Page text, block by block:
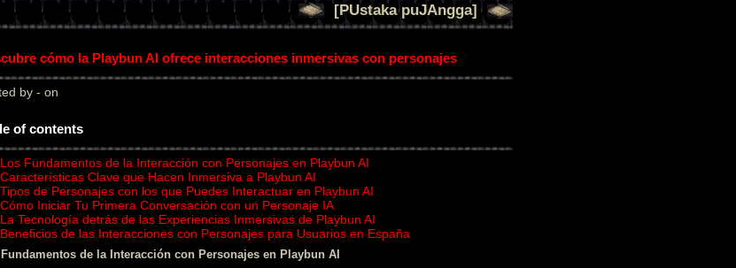
[PUstaka puJAngga]
cómo la Playbun AI ofrece interacciones inmersivas con personajes
by - on
of contents
Los Fundamentos de la Interacción con Personajes en Playbun AI
Características Clave que Hacen Inmersiva a Playbun AI
Tipos de Personajes con los que Puedes Interactuar en Playbun AI
Cómo Iniciar Tu Primera Conversación con un Personaje IA
La Tecnología detrás de las Experiencias Inmersivas de Playbun AI
Beneficios de las Interacciones con Personajes para Usuarios en España
de la Interacción con Personajes en Playbun AI